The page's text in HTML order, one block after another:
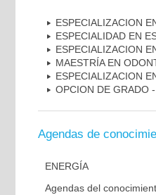
ESPECIALIZACION
ESPECIALIDAD EN
ESPECIALIZACION
MAESTRÍA EN
ESPECIALIZACION
OPCION DE GRADO
Agendas de
ENERGÍA
Agendas del